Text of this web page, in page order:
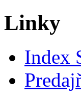
Linky
Index